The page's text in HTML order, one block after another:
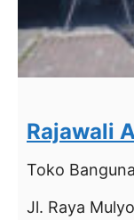
Rajawali
Toko
Jl. Raya